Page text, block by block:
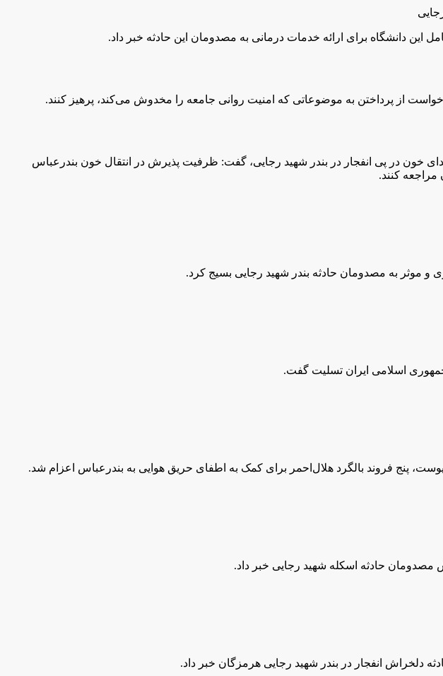
این دانشگاه برای ارائه خدمات درمانی به مصدومان این حادثه خبر داد.
از پرداختن به موضوعاتی که امنیت روانی جامعه را مخدوش می‌کند، پرهیز کنند.
خون در پی انفجار در بندر شهید رجایی، گفت: ظرفیت پذیرش در انتقال خون بندرعباس
و موثر به مصدومان حادثه بندر شهید رجایی بسیج کرد.
اسلامی ایران تسلیت گفت.
پنج فروند بالگرد هلال‌احمر برای کمک به اطفای حریق هوایی به بندرعباس اعزام شد.
حادثه اسکله شهید رجایی خبر داد.
دلخراش انفجار در بندر شهید رجایی هرمزگان خبر داد.